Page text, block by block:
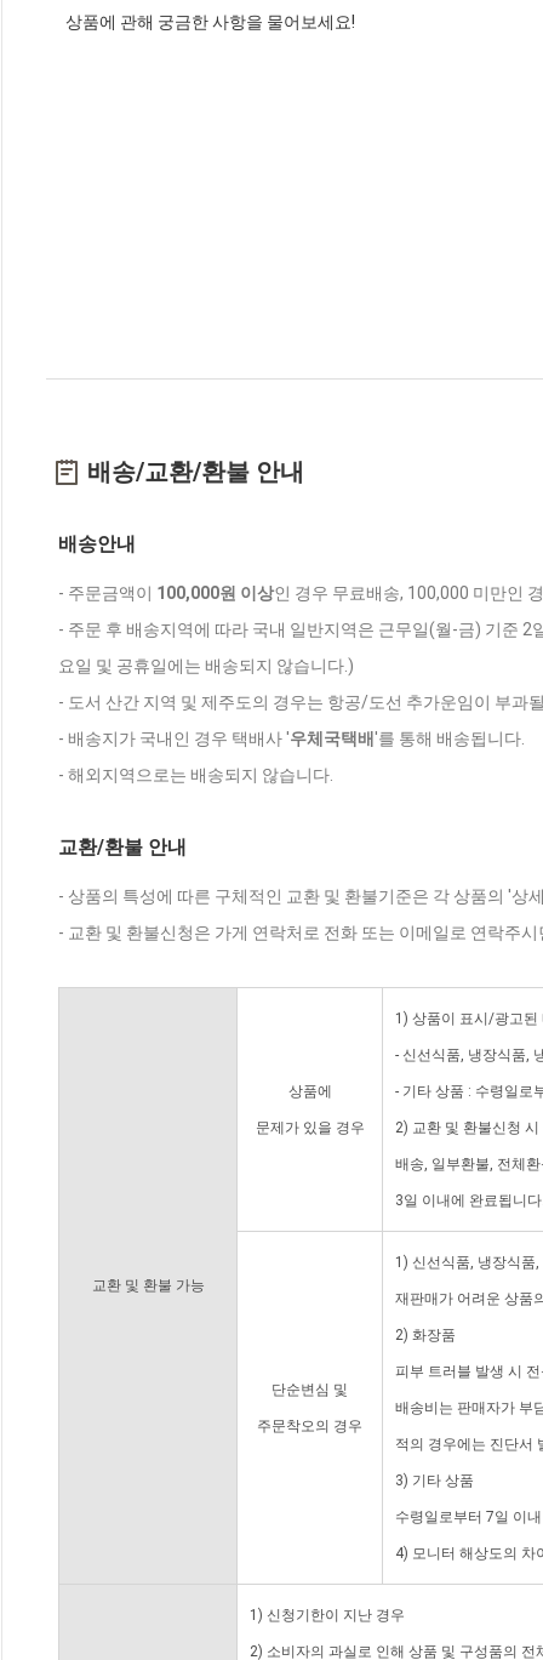
상품에 관해 궁금한 사항을 물어보세요!
배송/교환/환불 안내
배송안내
- 주문금액이 100,000원 이상인 경우 무료배송, 100,000 미만인
- 주문 후 배송지역에 따라 국내 일반지역은 근무일(월-금) 기준
요일 및 공휴일에는 배송되지 않습니다.)
- 도서 산간 지역 및 제주도의 경우는 항공/도선 추가운임이 부과
- 배송지가 국내인 경우 택배사 '우체국택배'를 통해 배송됩니다.
- 해외지역으로는 배송되지 않습니다.
교환/환불 안내
- 상품의 특성에 따른 구체적인 교환 및 환불기준은 각 상품의 '상
- 교환 및 환불신청은 가게 연락처로 전화 또는 이메일로 연락주
교환 및 환불 가능
상품에
문제가 있을 경우
1) 상품이 표시/광고된
- 신선식품, 냉장식품,
- 기타 상품 : 수령일로
2) 교환 및 환불신청
배송, 일부환불, 전체
3일 이내에 완료됩니
단순변심 및
주문착오의 경우
1) 신선식품, 냉장식품
재판매가 어려운 상품
2) 화장품
피부 트러블 발생 시
배송비는 판매자가 부
적의 경우에는 진단서
3) 기타 상품
수령일로부터 7일 이
4) 모니터 해상도의 차
1) 신청기한이 지난 경우
2) 소비자의 과실로 인해 상품 및 구성품의